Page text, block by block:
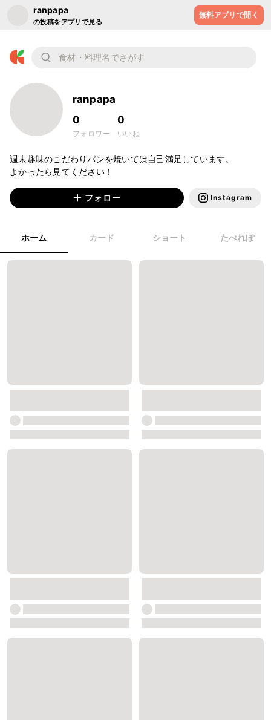
ranpapa
の投稿をアプリで見る
無料アプリで開く
ranpapa
0
フォロワー
0
いいね
週末趣味のこだわりパンを焼いては自己満足しています。
よかったら見てください！
フォロー Instagram
ホーム カード ショート たべれぽ